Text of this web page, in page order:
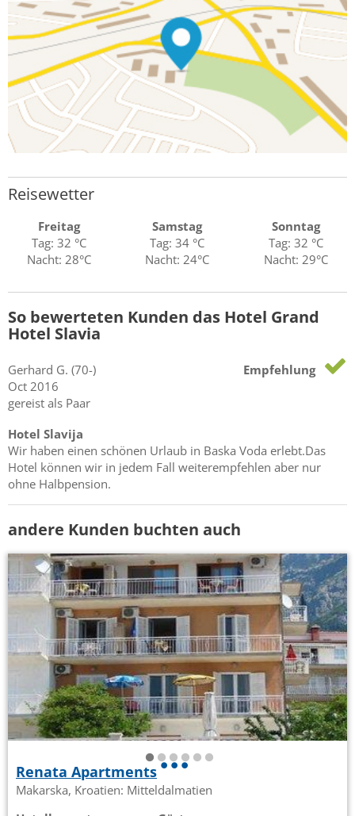
Reisewetter
Freitag
Tag: 32 °C
Nacht: 28°C
Samstag
Tag: 34 °C
Nacht: 24°C
Sonntag
Tag: 32 °C
Nacht: 29°C
So bewerteten Kunden das Hotel Grand
Hotel Slavia
Gerhard G. (70-)
Oct 2016
gereist als Paar
Empfehlung
Hotel Slavija
Wir haben einen schönen Urlaub in Baska Voda erlebt.Das
Hotel können wir in jedem Fall weiterempfehlen aber nur
ohne Halbpension.
andere Kunden buchten auch
Renata Apartments
Makarska, Kroatien: Mitteldalmatien